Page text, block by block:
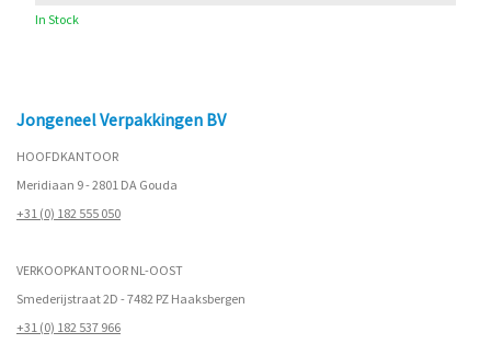
In Stock
Jongeneel Verpakkingen BV
HOOFDKANTOOR
Meridiaan 9 - 2801 DA Gouda
+31 (0) 182 555 050
VERKOOPKANTOOR NL-OOST
Smederijstraat 2D - 7482 PZ Haaksbergen
+31 (0) 182 537 966